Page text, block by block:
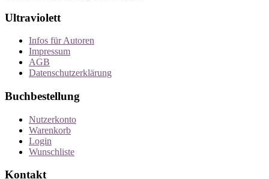
Ultraviolett
Infos für Autoren
Impressum
AGB
Datenschutzerklärung
Buchbestellung
Nutzerkonto
Warenkorb
Login
Wunschliste
Kontakt